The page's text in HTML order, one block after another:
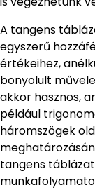
A tangens
egyszerű
értékeihez,
bonyolult
akkor hasznos,
például
háromszögek
tangens